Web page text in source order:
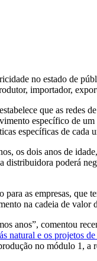
no estado de
importador,
que as redes
específico de
específicas de cada
os dois anos de
poderá
as empresas, que
na cadeia de valor
anos”, comentou
natural e os projetos
no módulo 1, a